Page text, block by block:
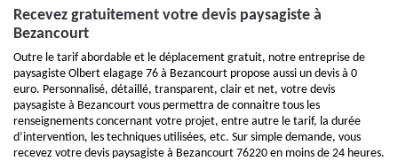
Recevez gratuitement votre devis paysagiste à
Bezancourt
Outre le tarif abordable et le déplacement gratuit, notre entreprise de
paysagiste Olbert elagage 76 à Bezancourt propose aussi un devis à 0
euro. Personnalisé, détaillé, transparent, clair et net, votre devis
paysagiste à Bezancourt vous permettra de connaitre tous les
renseignements concernant votre projet, entre autre le tarif, la durée
d’intervention, les techniques utilisées, etc. Sur simple demande, vous
recevez votre devis paysagiste à Bezancourt 76220 en moins de 24 heures.